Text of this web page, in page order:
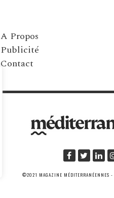
A Propos
Publicité
Contact
©2021 MAGAZINE MÉDITERRANÉENNES -